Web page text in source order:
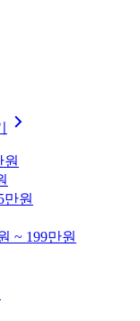
원
만원
~ 199만원